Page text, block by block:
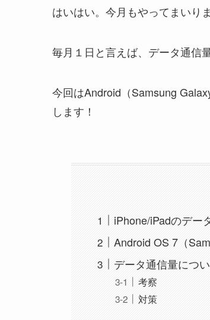
はいはい。今月もやってまいり
毎月１日と言えば、データ通信
今回はAndroid（Samsung
します！
iPhone/iPadのデー
Android OS 7（
データ通信量につ
考察
対策